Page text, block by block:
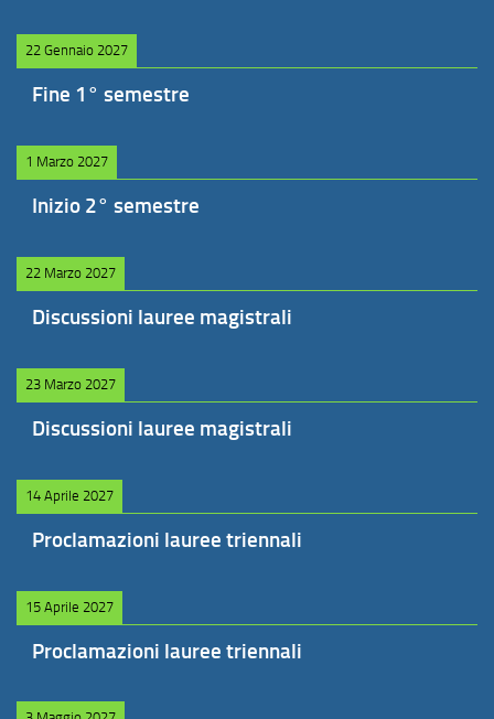
22 Gennaio 2027
Fine 1° semestre
1 Marzo 2027
Inizio 2° semestre
22 Marzo 2027
Discussioni lauree magistrali
23 Marzo 2027
Discussioni lauree magistrali
14 Aprile 2027
Proclamazioni lauree triennali
15 Aprile 2027
Proclamazioni lauree triennali